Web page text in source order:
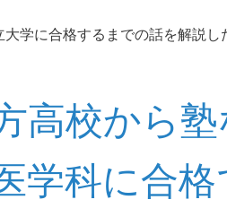
学に合格するまでの話を解説
高校から
学科に合